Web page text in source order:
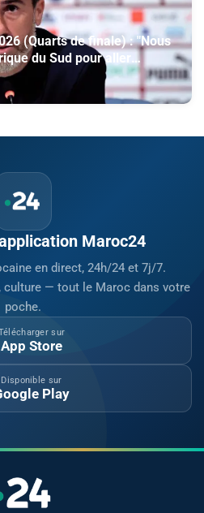
(Quarts de finale) : "Nous
du Sud pour aller
Vilda)
Maroc24
en direct, 24h/24 et 7j/7.
culture — tout le Maroc dans votre
poche.
sur
App Store
Disponible sur
Play